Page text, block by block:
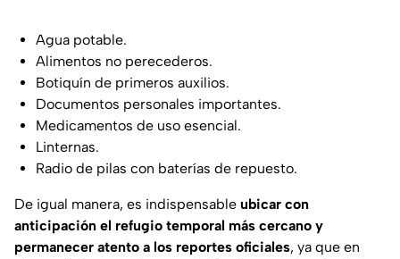
Agua potable.
Alimentos no perecederos.
Botiquín de primeros auxilios.
Documentos personales importantes.
Medicamentos de uso esencial.
Linternas.
Radio de pilas con baterías de repuesto.
De igual manera, es indispensable ubicar con
anticipación el refugio temporal más cercano y
permanecer atento a los reportes oficiales, ya que en